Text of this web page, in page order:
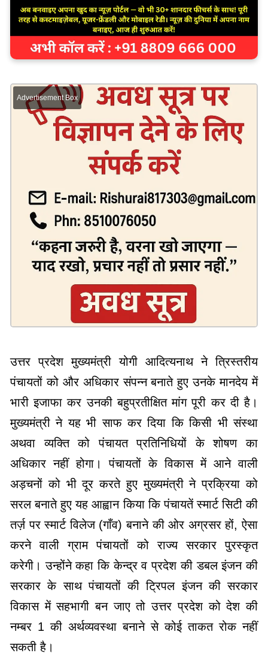
Advertisement Box
उत्तर प्रदेश मुख्यमंत्री योगी आदित्यनाथ ने त्रिस्तरीय
पंचायतों को और अधिकार संपन्न बनाते हुए उनके मानदेय में
भारी इजाफा कर उनकी बहुप्रतीक्षित मांग पूरी कर दी है।
मुख्यमंत्री ने यह भी साफ कर दिया कि किसी भी संस्था
अथवा व्यक्ति को पंचायत प्रतिनिधियों के शोषण का
अधिकार नहीं होगा। पंचायतों के विकास में आने वाली
अड़चनों को भी दूर करते हुए मुख्यमंत्री ने प्रक्रिया को
सरल बनाते हुए यह आह्वान किया कि पंचायतें स्मार्ट सिटी की
तर्ज़ पर स्मार्ट विलेज (गाँव) बनाने की ओर अग्रसर हों, ऐसा
करने वाली ग्राम पंचायतों को राज्य सरकार पुरस्कृत
करेगी। उन्होंने कहा कि केन्द्र व प्रदेश की डबल इंजन की
सरकार के साथ पंचायतों की ट्रिपल इंजन की सरकार
विकास में सहभागी बन जाए तो उत्तर प्रदेश को देश की
नम्बर 1 की अर्थव्यवस्था बनाने से कोई ताकत रोक नहीं
सकती है।